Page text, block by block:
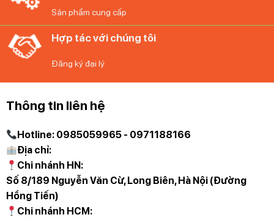
liệu cao cấp, bền bỉ.
Sản phẩm cung cấp
Hợp tác với chúng tôi
Đăng ký đại lý
Thông tin liên hệ
Hotline: 0985059965 - 0971188166
Địa chỉ:
Chi nhánh HN:
Số 8/189 Nguyễn Văn Cừ, Long Biên, Hà Nội (Đường
Hồng Tiến)
Chi nhánh HCM: